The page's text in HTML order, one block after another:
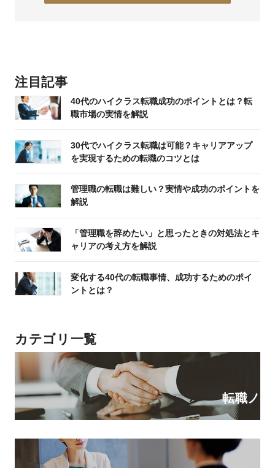
注目記事
40代のハイクラス転職成功のポイントとは？転
職市場の実情を解説
30代でハイクラス転職は可能？キャリアアップ
を実現するための転職のコツとは
管理職の転職は難しい？実情や成功のポイントを
解説
「管理職を辞めたい」と思ったときの対処法とキ
ャリアの考え方を解説
変化する40代の転職事情、成功するためのポイ
ントとは？
カテゴリ一覧
転職ノ